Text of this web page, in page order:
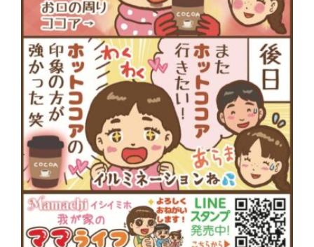
2025年1月
2024年12月
2024年10月
2024年8月
2024年7月
2024年6月
2024年5月
2024年4月
2024年3月
2024年2月
2024年1月
2023年12月